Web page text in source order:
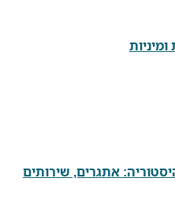
אתגרים, שירותים